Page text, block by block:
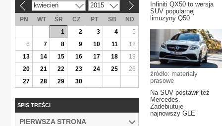
Infiniti QX50 to wersja
SUV popularnej
limuzyny Q50
źródło: materiały
prasowe
Na SUV postawił też
Mercedes.
Zadebiutuje
najnowszy GLE
kwiecień 2015
PN WT ŚR CZ PT SB
ND
1
2 3 4
5
6
7 8 9 10 11
12
13
14 15 16 17 18
19
20
21 22 23 24 25
26
27
28 29 30
SPIS TREŚCI
PIERWSZA STRONA